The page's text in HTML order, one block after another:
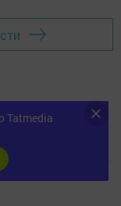
Tatmedia